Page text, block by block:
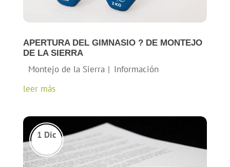
APERTURA DEL GIMNASIO ?️ DE MONTEJO
DE LA SIERRA
leer más